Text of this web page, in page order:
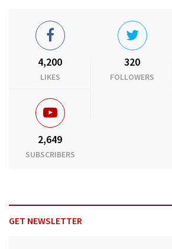
4,200
LIKES
320
FOLLOWERS
2,649
SUBSCRIBERS
GET NEWSLETTER